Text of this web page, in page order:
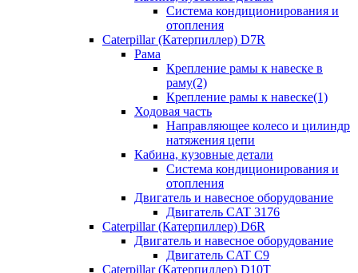
Система кондиционирования и
отопления
Caterpillar (Катерпиллер) D7R
Рама
Крепление рамы к навеске в
раму(2)
Крепление рамы к навеске(1)
Ходовая часть
Направляющее колесо и цилиндр
натяжения цепи
Кабина, кузовные детали
Система кондиционирования и
отопления
Двигатель и навесное оборудование
Двигатель CAT 3176
Caterpillar (Катерпиллер) D6R
Двигатель и навесное оборудование
Двигатель CAT C9
Caterpillar (Катерпиллер) D10T